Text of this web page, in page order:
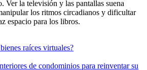
Ver la televisión y las pantallas suena
los ritmos circadianos y dificultar
espacio para los libros.
raíces virtuales?
de condominios para reinventar su